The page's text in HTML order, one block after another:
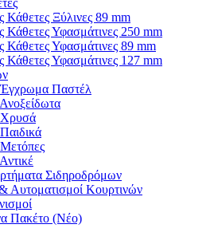
Κάθετες Ξύλινες 89 mm
Κάθετες Υφασμάτινες 250 mm
Κάθετες Υφασμάτινες 89 mm
Κάθετες Υφασμάτινες 127 mm
Έγχρωμα Παστέλ
Χρυσά
Σιδηροδρόμων
Αυτοματισμοί Κουρτινών
Πακέτο (Νέο)